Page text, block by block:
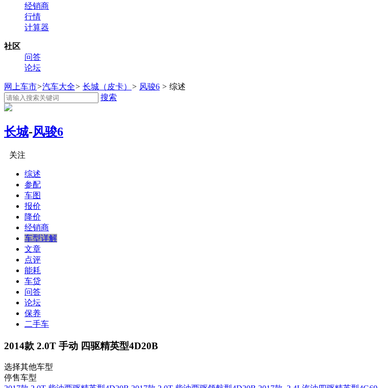
经销商
行情
计算器
社区
问答
论坛
网上车市>汽车大全> 长城（皮卡） > 风骏6 > 综述
搜索
长城-风骏6
关注
综述
参配
车图
报价
降价
经销商
车型详解
文章
点评
能耗
车贷
问答
论坛
保养
二手车
2014款 2.0T 手动 四驱精英型4D20B
选择其他车型
停售车型